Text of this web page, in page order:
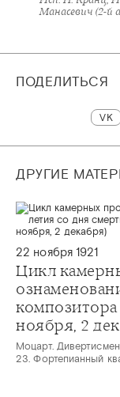
Манасевич (2-й
ПОДЕЛИТЬСЯ
VK
ДРУГИЕ
22 ноября 1921
Цикл
композитора
ноября, 2
Моцарт.
23. Фортепианный